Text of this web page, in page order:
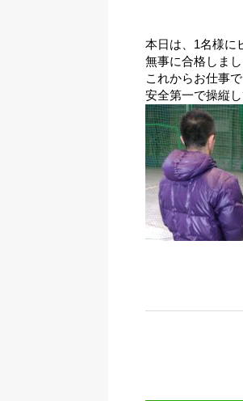
本日は、1名様に
無事に合格しまし
これからお仕事
安全第一で操縦